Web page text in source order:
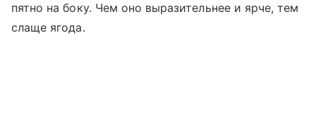
пятно на боку. Чем оно выразительнее и ярче, тем
слаще ягода.